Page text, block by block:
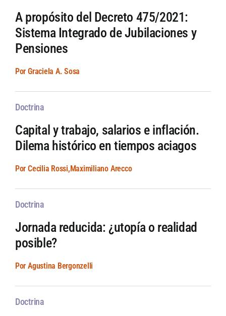
A propósito del Decreto 475/2021:
Sistema Integrado de Jubilaciones y
Pensiones
Por Graciela A. Sosa
Doctrina
Capital y trabajo, salarios e inflación.
Dilema histórico en tiempos aciagos
Por Cecilia Rossi,Maximiliano Arecco
Doctrina
Jornada reducida: ¿utopía o realidad
posible?
Por Agustina Bergonzelli
Doctrina